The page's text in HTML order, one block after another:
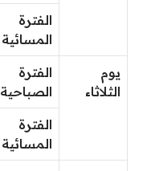
الفترة
المسائية
يوم
الثلاثاء
الفترة
الصباحية
الفترة
المسائية